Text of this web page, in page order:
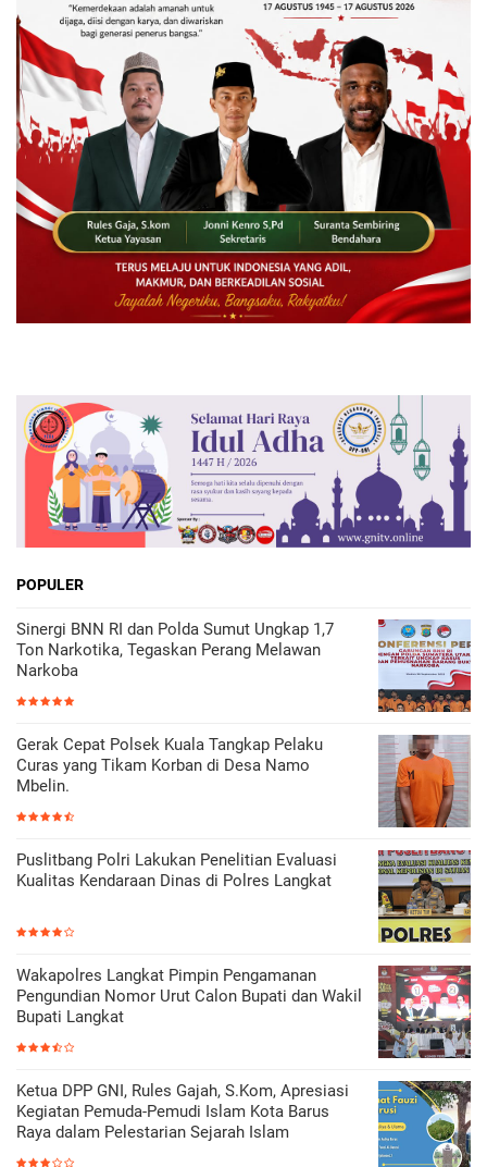
POPULER
Sinergi BNN RI dan Polda Sumut Ungkap 1,7
Ton Narkotika, Tegaskan Perang Melawan
Narkoba
Gerak Cepat Polsek Kuala Tangkap Pelaku
Curas yang Tikam Korban di Desa Namo
Mbelin.
Puslitbang Polri Lakukan Penelitian Evaluasi
Kualitas Kendaraan Dinas di Polres Langkat
Wakapolres Langkat Pimpin Pengamanan
Pengundian Nomor Urut Calon Bupati dan Wakil
Bupati Langkat
Ketua DPP GNI, Rules Gajah, S.Kom, Apresiasi
Kegiatan Pemuda-Pemudi Islam Kota Barus
Raya dalam Pelestarian Sejarah Islam